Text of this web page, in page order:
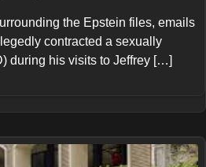
the Epstein files, emails
contracted a sexually
during his visits to Jeffrey […]